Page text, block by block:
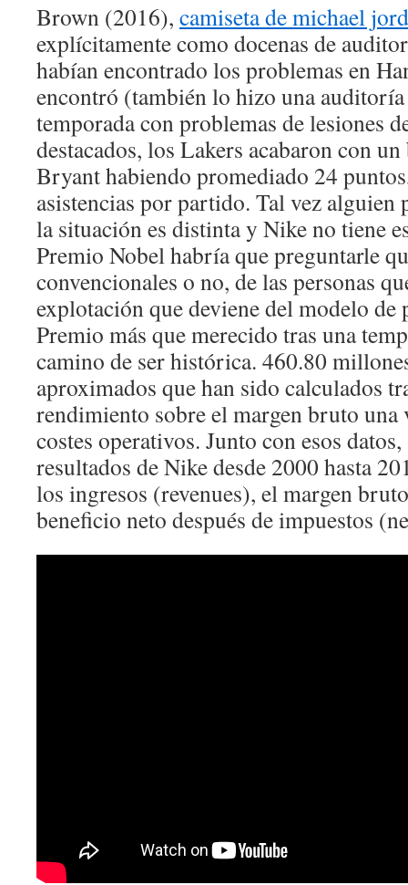
Brown (2016), camiseta de michael
explícitamente como docenas de
habían encontrado los problemas en
encontró (también lo hizo una
temporada con problemas de lesiones
destacados, los Lakers acabaron con
Bryant habiendo promediado 24
asistencias por partido. Tal vez alguien
la situación es distinta y Nike no tiene
Premio Nobel habría que preguntarle
convencionales o no, de las personas
explotación que deviene del modelo
Premio más que merecido tras una
camino de ser histórica. 460.80
aproximados que han sido calculados
rendimiento sobre el margen bruto una
costes operativos. Junto con esos
resultados de Nike desde 2000 hasta
los ingresos (revenues), el margen
beneficio neto después de impuestos